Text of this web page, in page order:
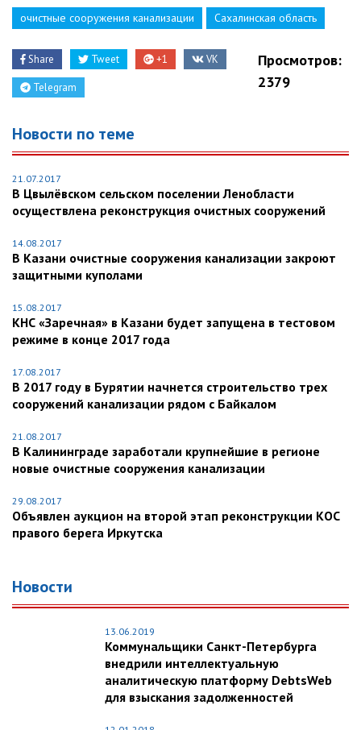
очистные сооружения канализации Сахалинская область
Share Tweet +1 VK
Telegram
Просмотров:
2379
Новости по теме
21.07.2017
В Цвылёвском сельском поселении Ленобласти
осуществлена реконструкция очистных сооружений
14.08.2017
В Казани очистные сооружения канализации закроют
защитными куполами
15.08.2017
КНС «Заречная» в Казани будет запущена в тестовом
режиме в конце 2017 года
17.08.2017
В 2017 году в Бурятии начнется строительство трех
сооружений канализации рядом с Байкалом
21.08.2017
В Калининграде заработали крупнейшие в регионе
новые очистные сооружения канализации
29.08.2017
Объявлен аукцион на второй этап реконструкции КОС
правого берега Иркутска
Новости
13.06.2019
Коммунальщики Санкт-Петербурга
внедрили интеллектуальную
аналитическую платформу DebtsWeb
для взыскания задолженностей